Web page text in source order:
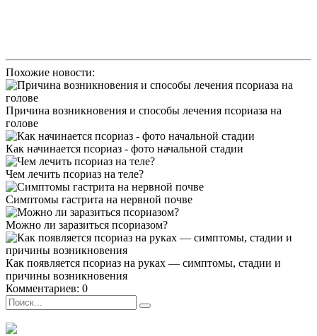
Похожие новости:
Причина возникновения и способы лечения псориаза на
голове
Как начинается псориаз - фото начальной стадии
Чем лечить псориаз на теле?
Симптомы гастрита на нервной почве
Можно ли заразиться псориазом?
Как появляется псориаз на руках — симптомы, стадии и
причины возникновения
Комментариев: 0